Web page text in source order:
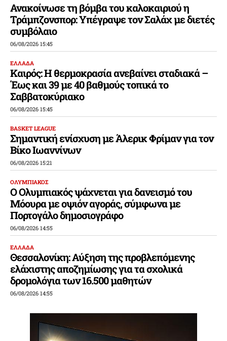
Ανακοίνωσε τη βόμβα του καλοκαιριού η
Τράμπζονσπορ: Υπέγραψε τον Σαλάχ με διετές
συμβόλαιο
06/08/2026 15:45
ΕΛΛΑΔΑ
Καιρός: Η θερμοκρασία ανεβαίνει σταδιακά –
Έως και 39 με 40 βαθμούς τοπικά το
Σαββατοκύριακο
06/08/2026 15:45
BASKET LEAGUE
Σημαντική ενίσχυση με Άλερικ Φρίμαν για τον
Βίκο Ιωαννίνων
06/08/2026 15:21
ΟΛΥΜΠΙΑΚΟΣ
Ο Ολυμπιακός ψάχνεται για δανεισμό του
Μόουρα με οψιόν αγοράς, σύμφωνα με
Πορτογάλο δημοσιογράφο
06/08/2026 14:55
ΕΛΛΑΔΑ
Θεσσαλονίκη: Αύξηση της προβλεπόμενης
ελάχιστης αποζημίωσης για τα σχολικά
δρομολόγια των 16.500 μαθητών
06/08/2026 14:55